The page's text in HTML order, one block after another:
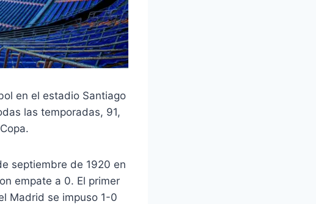
en el estadio Santiago
las temporadas, 91,
septiembre de 1920 en
empate a 0. El primer
Madrid se impuso 1-0